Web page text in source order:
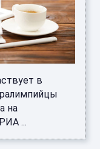
в
на
...